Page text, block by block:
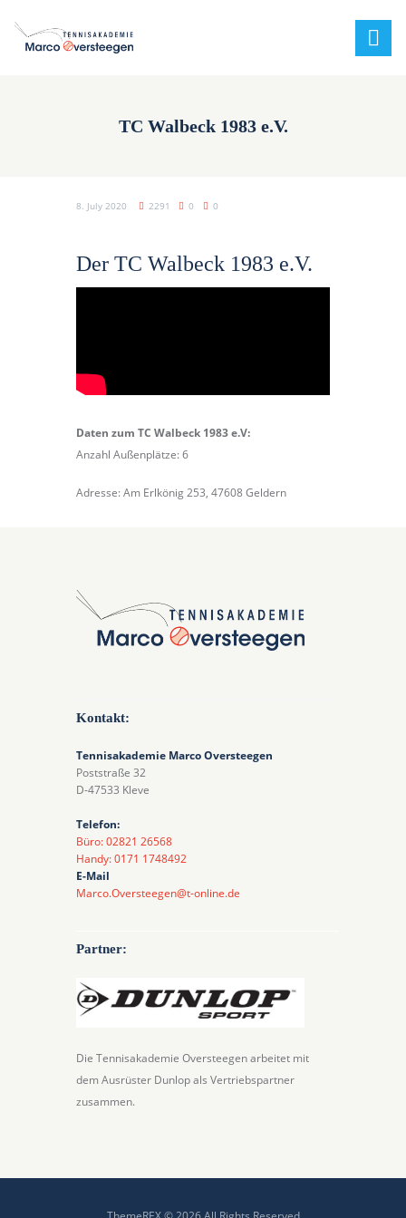
TC Walbeck 1983 e.V.
8. July 2020 2291 0 0
Der TC Walbeck 1983 e.V.
Daten zum TC Walbeck 1983 e.V:
Anzahl Außenplätze: 6
Adresse: Am Erlkönig 253, 47608 Geldern
Kontakt:
Tennisakademie Marco Oversteegen
Poststraße 32
D-47533 Kleve
Telefon:
Büro: 02821 26568
Handy: 0171 1748492
E-Mail
Marco.Oversteegen@t-online.de
Partner:
Die Tennisakademie Oversteegen arbeitet mit
dem Ausrüster Dunlop als Vertriebspartner
zusammen.